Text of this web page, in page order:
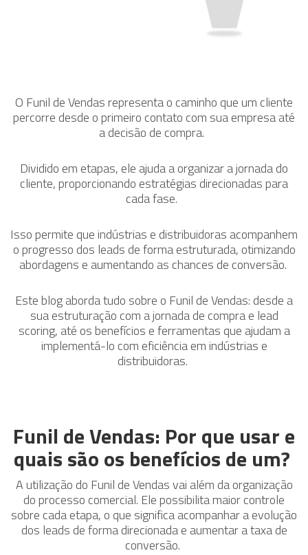
O Funil de Vendas representa o caminho que um cliente
percorre desde o primeiro contato com sua empresa até
a decisão de compra.
Dividido em etapas, ele ajuda a organizar a jornada do
cliente, proporcionando estratégias direcionadas para
cada fase.
Isso permite que indústrias e distribuidoras acompanhem
o progresso dos leads de forma estruturada, otimizando
abordagens e aumentando as chances de conversão.
Este blog aborda tudo sobre o Funil de Vendas: desde a
sua estruturação com a jornada de compra e lead
scoring, até os benefícios e ferramentas que ajudam a
implementá-lo com eficiência em indústrias e
distribuidoras.
Funil de Vendas: Por que usar e
quais são os benefícios de um?
A utilização do Funil de Vendas vai além da organização
do processo comercial. Ele possibilita maior controle
sobre cada etapa, o que significa acompanhar a evolução
dos leads de forma direcionada e aumentar a taxa de
conversão.